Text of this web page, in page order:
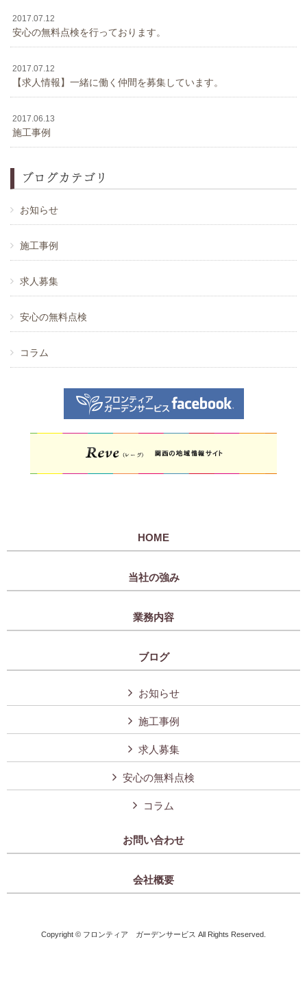
2017.07.12
安心の無料点検を行っております。
2017.07.12
【求人情報】一緒に働く仲間を募集しています。
2017.06.13
施工事例
ブログカテゴリ
お知らせ
施工事例
求人募集
安心の無料点検
コラム
HOME
当社の強み
業務内容
ブログ
お知らせ
施工事例
求人募集
安心の無料点検
コラム
お問い合わせ
会社概要
Copyright © フロンティア ガーデンサービス All Rights Reserved.